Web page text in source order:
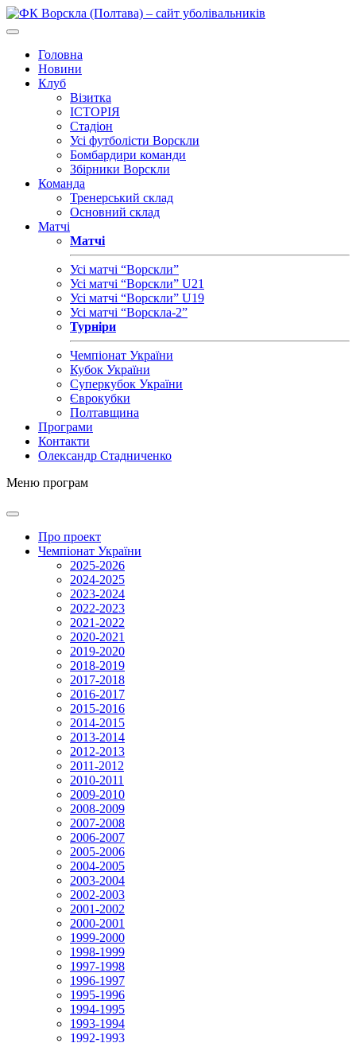
Головна
Новини
Клуб
Візитка
ІСТОРІЯ
Стадіон
Усі футболісти Ворскли
Бомбардири команди
Збірники Ворскли
Команда
Тренерський склад
Основний склад
Матчі
Матчі
Усі матчі “Ворскли”
Усі матчі “Ворскли” U21
Усі матчі “Ворскли” U19
Усі матчі “Ворскла-2”
Турніри
Чемпіонат України
Кубок України
Суперкубок України
Єврокубки
Полтавщина
Програми
Контакти
Олександр Стадниченко
Меню програм
Про проект
Чемпіонат України
2025-2026
2024-2025
2023-2024
2022-2023
2021-2022
2020-2021
2019-2020
2018-2019
2017-2018
2016-2017
2015-2016
2014-2015
2013-2014
2012-2013
2011-2012
2010-2011
2009-2010
2008-2009
2007-2008
2006-2007
2005-2006
2004-2005
2003-2004
2002-2003
2001-2002
2000-2001
1999-2000
1998-1999
1997-1998
1996-1997
1995-1996
1994-1995
1993-1994
1992-1993